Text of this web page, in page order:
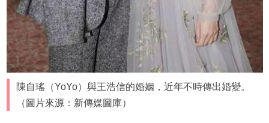
陳自瑤（YoYo）與王浩信的婚姻，近年不時傳出婚變。
（圖片來源：新傳媒圖庫）